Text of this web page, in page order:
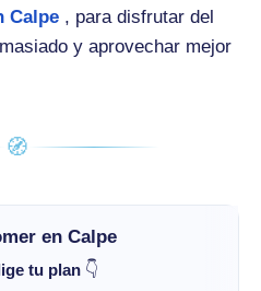
Calpe , para disfrutar del
y aprovechar mejor
🧭
en Calpe
tu plan 👇